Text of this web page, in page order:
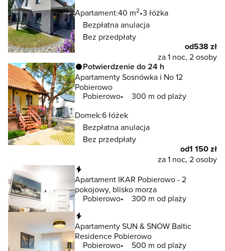
Apartament:40 m2 3 łóżka
Bezpłatna anulacja
Bez przedpłaty
od538 zł
za 1 noc, 2 osoby
Potwierdzenie do 24 h
Apartamenty Sosnówka i No 12
Pobierowo
Pobierowo
300 m od plaży
Domek:6 łóżek
Bezpłatna anulacja
Bez przedpłaty
od1 150 zł
za 1 noc, 2 osoby
Apartament IKAR Pobierowo - 2
pokojowy, blisko morza
Pobierowo
300 m od plaży
Apartamenty SUN & SNOW Baltic
Residence Pobierowo
Pobierowo
500 m od plaży